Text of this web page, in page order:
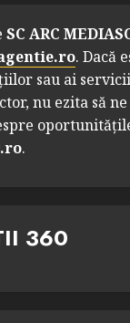
SC ARC
. Dacă
sau ai
nu ezita să
.
360